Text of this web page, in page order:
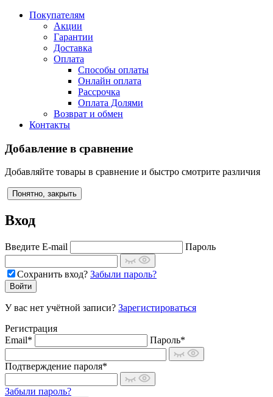
Покупателям
Акции
Гарантии
Доставка
Оплата
Способы оплаты
Онлайн оплата
Рассрочка
Оплата Долями
Возврат и обмен
Контакты
Добавление в сравнение
Добавляйте товары в сравнение и быстро смотрите различия
Понятно, закрыть
Вход
Введите E-mail Пароль
Сохранить вход? Забыли пароль?
У вас нет учётной записи? Зарегистироваться
Регистрация
Email*
Пароль*
Подтверждение пароля*
Забыли пароль?